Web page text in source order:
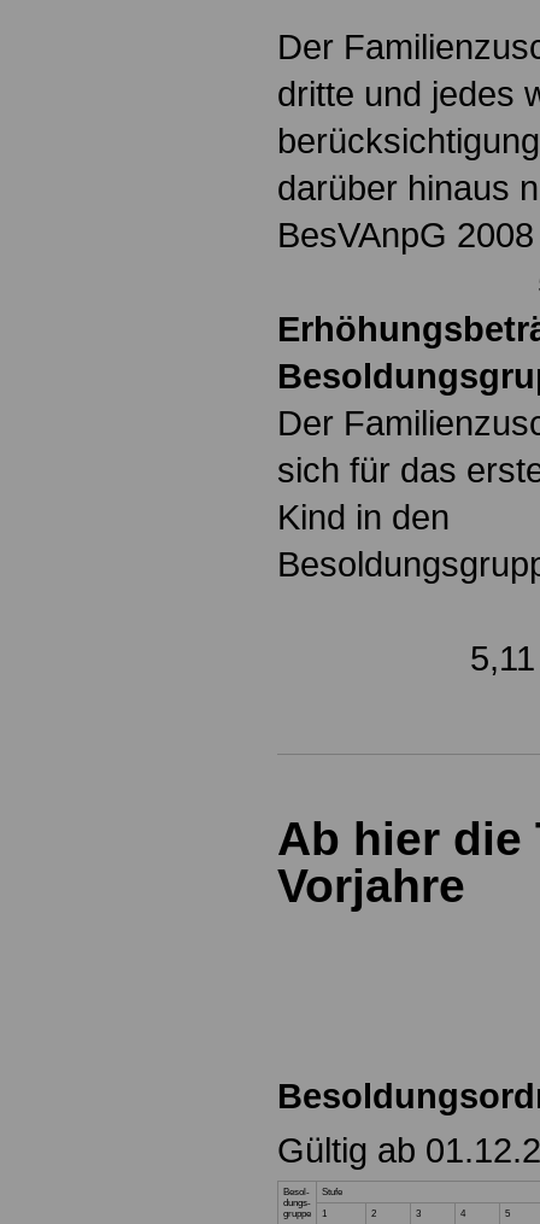
Der
dritte und jedes
darüber hinaus
50,00
Der
sich für das
Kind in den
5,11
Ab hier die
Vorjahre
Gültig ab
Besol-
dungs-
gruppe
Stufe
1
2 3 4 5